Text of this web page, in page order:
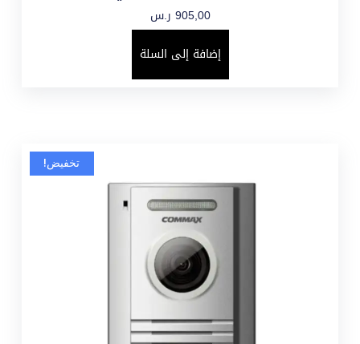
905,00 ر.س
إضافة إلى السلة
تخفيض!